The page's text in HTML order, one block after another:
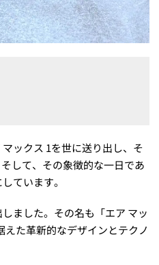
ックス 1を世に送り出し、そ
して、その象徴的な一日であ
ています。
ました。その名も「エア マッ
た革新的なデザインとテクノ